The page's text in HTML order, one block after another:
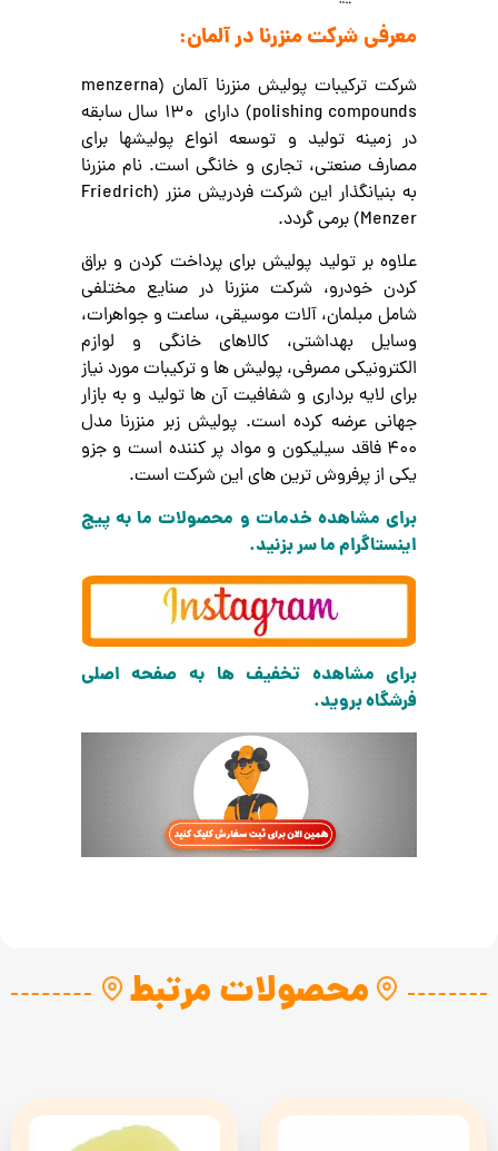
معرفی شرکت منزرنا در آلمان:
شرکت ترکیبات پولیش منزرنا آلمان (menzerna
polishing compounds
) دارای 130 سال سابقه
در زمینه تولید و توسعه انواع پولیشها برای
مصارف صنعتی، تجاری و خانگی است. نام منزرنا
به بنیانگذار این شرکت فردریش منزر (Friedrich
Menzer) برمی گردد.
علاوه بر تولید پولیش برای پرداخت کردن و براق
کردن خودرو، شرکت منزرنا در صنایع مختلفی
شامل مبلمان، آلات موسیقی، ساعت و جواهرات،
وسایل بهداشتی، کالاهای خانگی و لوازم
الکترونیکی مصرفی، پولیش ها و ترکیبات مورد نیاز
برای لایه برداری و شفافیت آن ها تولید و به بازار
جهانی عرضه کرده است. پولیش زبر منزرنا مدل
400 فاقد سیلیکون و مواد پر کننده است و جزو
یکی از پرفروش ترین های این شرکت است.
برای مشاهده خدمات و محصولات ما به پیج
اینستاگرام ما سر بزنید.
برای مشاهده تخفیف ها به صفحه اصلی
فرشگاه بروید.
محصولات مرتبط